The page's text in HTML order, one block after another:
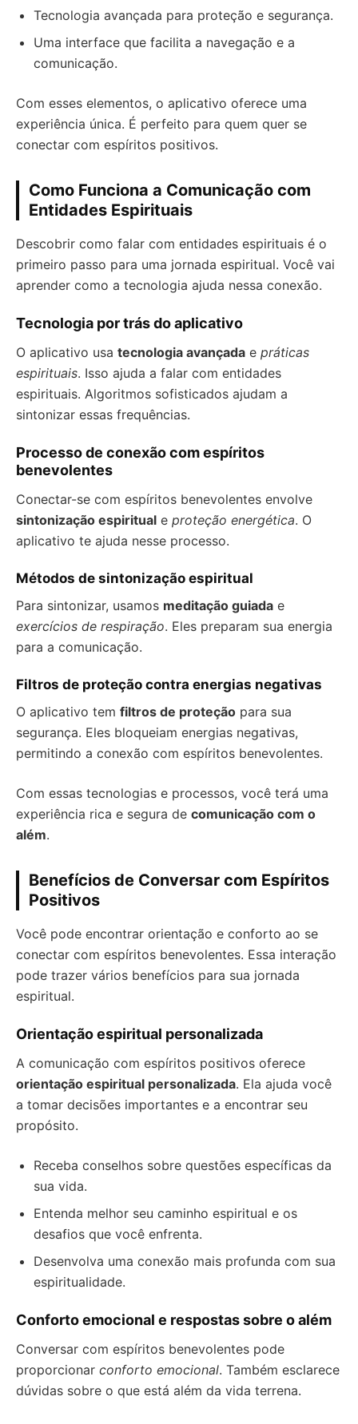
Tecnologia avançada para proteção e segurança.
Uma interface que facilita a navegação e a
comunicação.
Com esses elementos, o aplicativo oferece uma
experiência única. É perfeito para quem quer se
conectar com espíritos positivos.
Como Funciona a Comunicação com
Entidades Espirituais
Descobrir como falar com entidades espirituais é o
primeiro passo para uma jornada espiritual. Você vai
aprender como a tecnologia ajuda nessa conexão.
Tecnologia por trás do aplicativo
O aplicativo usa tecnologia avançada e práticas
espirituais. Isso ajuda a falar com entidades
espirituais. Algoritmos sofisticados ajudam a
sintonizar essas frequências.
Processo de conexão com espíritos
benevolentes
Conectar-se com espíritos benevolentes envolve
sintonização espiritual e proteção energética. O
aplicativo te ajuda nesse processo.
Métodos de sintonização espiritual
Para sintonizar, usamos meditação guiada e
exercícios de respiração. Eles preparam sua energia
para a comunicação.
Filtros de proteção contra energias negativas
O aplicativo tem filtros de proteção para sua
segurança. Eles bloqueiam energias negativas,
permitindo a conexão com espíritos benevolentes.
Com essas tecnologias e processos, você terá uma
experiência rica e segura de comunicação com o
além.
Benefícios de Conversar com Espíritos
Positivos
Você pode encontrar orientação e conforto ao se
conectar com espíritos benevolentes. Essa interação
pode trazer vários benefícios para sua jornada
espiritual.
Orientação espiritual personalizada
A comunicação com espíritos positivos oferece
orientação espiritual personalizada. Ela ajuda você
a tomar decisões importantes e a encontrar seu
propósito.
Receba conselhos sobre questões específicas da
sua vida.
Entenda melhor seu caminho espiritual e os
desafios que você enfrenta.
Desenvolva uma conexão mais profunda com sua
espiritualidade.
Conforto emocional e respostas sobre o além
Conversar com espíritos benevolentes pode
proporcionar conforto emocional. Também esclarece
dúvidas sobre o que está além da vida terrena.